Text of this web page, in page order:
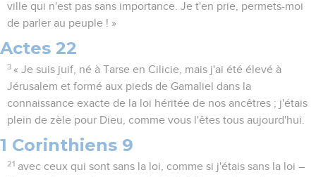
ville qui n'est pas sans importance. Je t'en prie, permets-moi
de parler au peuple ! »
Actes 22
3 « Je suis juif, né à Tarse en Cilicie, mais j'ai été élevé à
Jérusalem et formé aux pieds de Gamaliel dans la
connaissance exacte de la loi héritée de nos ancêtres ; j'étais
plein de zèle pour Dieu, comme vous l'êtes tous aujourd'hui.
1 Corinthiens 9
21 avec ceux qui sont sans la loi, comme si j'étais sans la loi –